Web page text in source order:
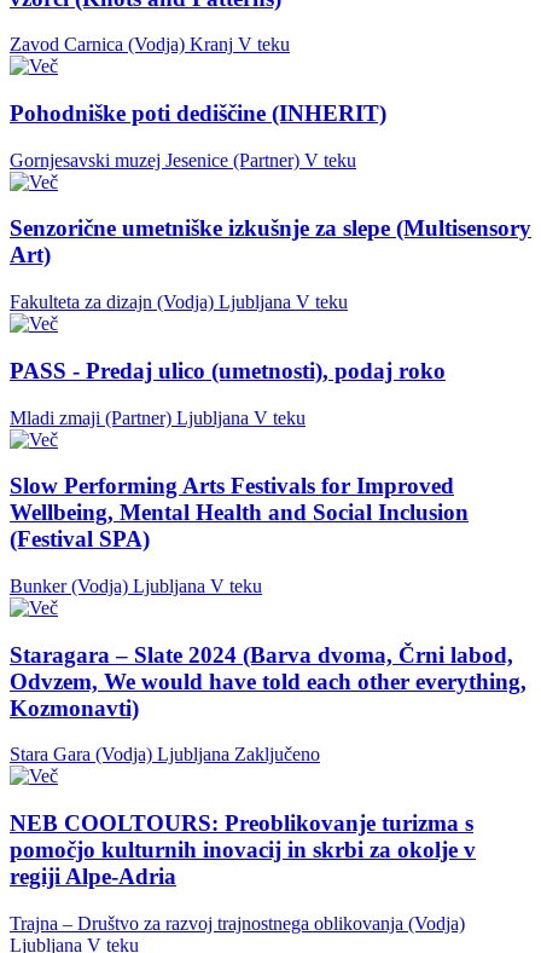
Zavod Carnica (Vodja) Kranj V teku
Pohodniške poti dediščine (INHERIT)
Gornjesavski muzej Jesenice (Partner) V teku
Senzorične umetniške izkušnje za slepe (Multisensory
Art)
Fakulteta za dizajn (Vodja) Ljubljana V teku
PASS - Predaj ulico (umetnosti), podaj roko
Mladi zmaji (Partner) Ljubljana V teku
Slow Performing Arts Festivals for Improved
Wellbeing, Mental Health and Social Inclusion
(Festival SPA)
Bunker (Vodja) Ljubljana V teku
Staragara – Slate 2024 (Barva dvoma, Črni labod,
Odvzem, We would have told each other everything,
Kozmonavti)
Stara Gara (Vodja) Ljubljana Zaključeno
NEB COOLTOURS: Preoblikovanje turizma s
pomočjo kulturnih inovacij in skrbi za okolje v
regiji Alpe-Adria
Trajna – Društvo za razvoj trajnostnega oblikovanja (Vodja)
Ljubljana V teku